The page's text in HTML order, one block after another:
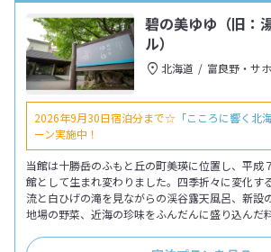
碧の美ゆゆ（旧：
ル）
北海道 富良野・サ
2026年9月30日宿泊分まで☆ 「こころに響く北
ーン実施中！
当館は十勝岳のふもと丘の町美瑛に位置し、平成
館として生まれ変わりました。四季折々に変化す
流と白ひげの滝を見ながらの渓谷露天風呂、新設
地場の野菜、近海の珍味をふんだんに盛り込んだ